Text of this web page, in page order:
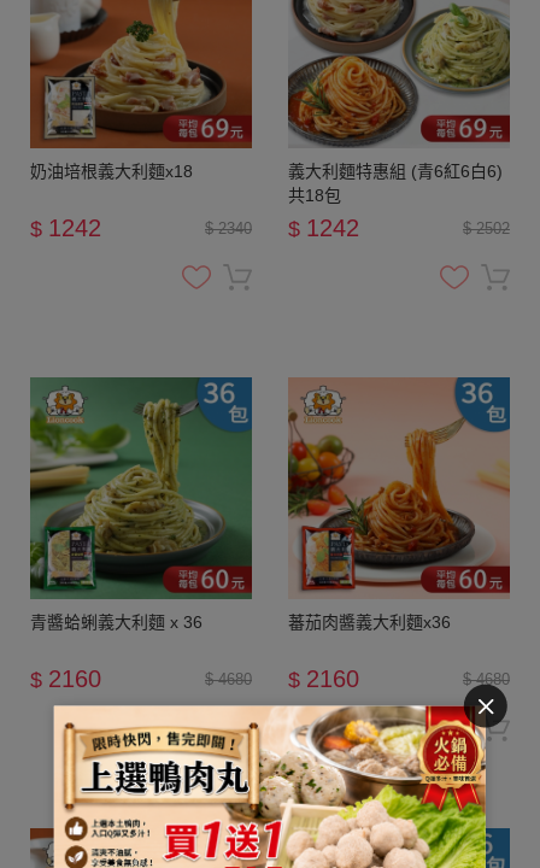
奶油培根義大利麵x18
$ 2340
$ 1242
義大利麵特惠組 (青6紅6白6)
共18包
$ 2502
$ 1242
青醬蛤蜊義大利麵 x 36
$ 4680
$ 2160
蕃茄肉醬義大利麵x36
$ 4680
$ 2160